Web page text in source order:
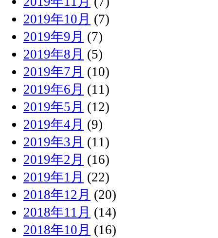
2019年10月 (7)
2019年9月 (7)
2019年8月 (5)
2019年7月 (10)
2019年6月 (11)
2019年5月 (12)
2019年4月 (9)
2019年3月 (11)
2019年2月 (16)
2019年1月 (22)
2018年12月 (20)
2018年11月 (14)
2018年10月 (16)